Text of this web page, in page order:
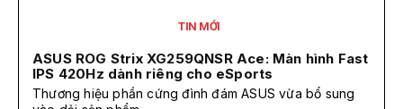
TIN MỚI
ASUS ROG Strix XG259QNSR Ace: Màn hình Fast
IPS 420Hz dành riêng cho eSports
Thương hiệu phần cứng đình đám ASUS vừa bổ sung